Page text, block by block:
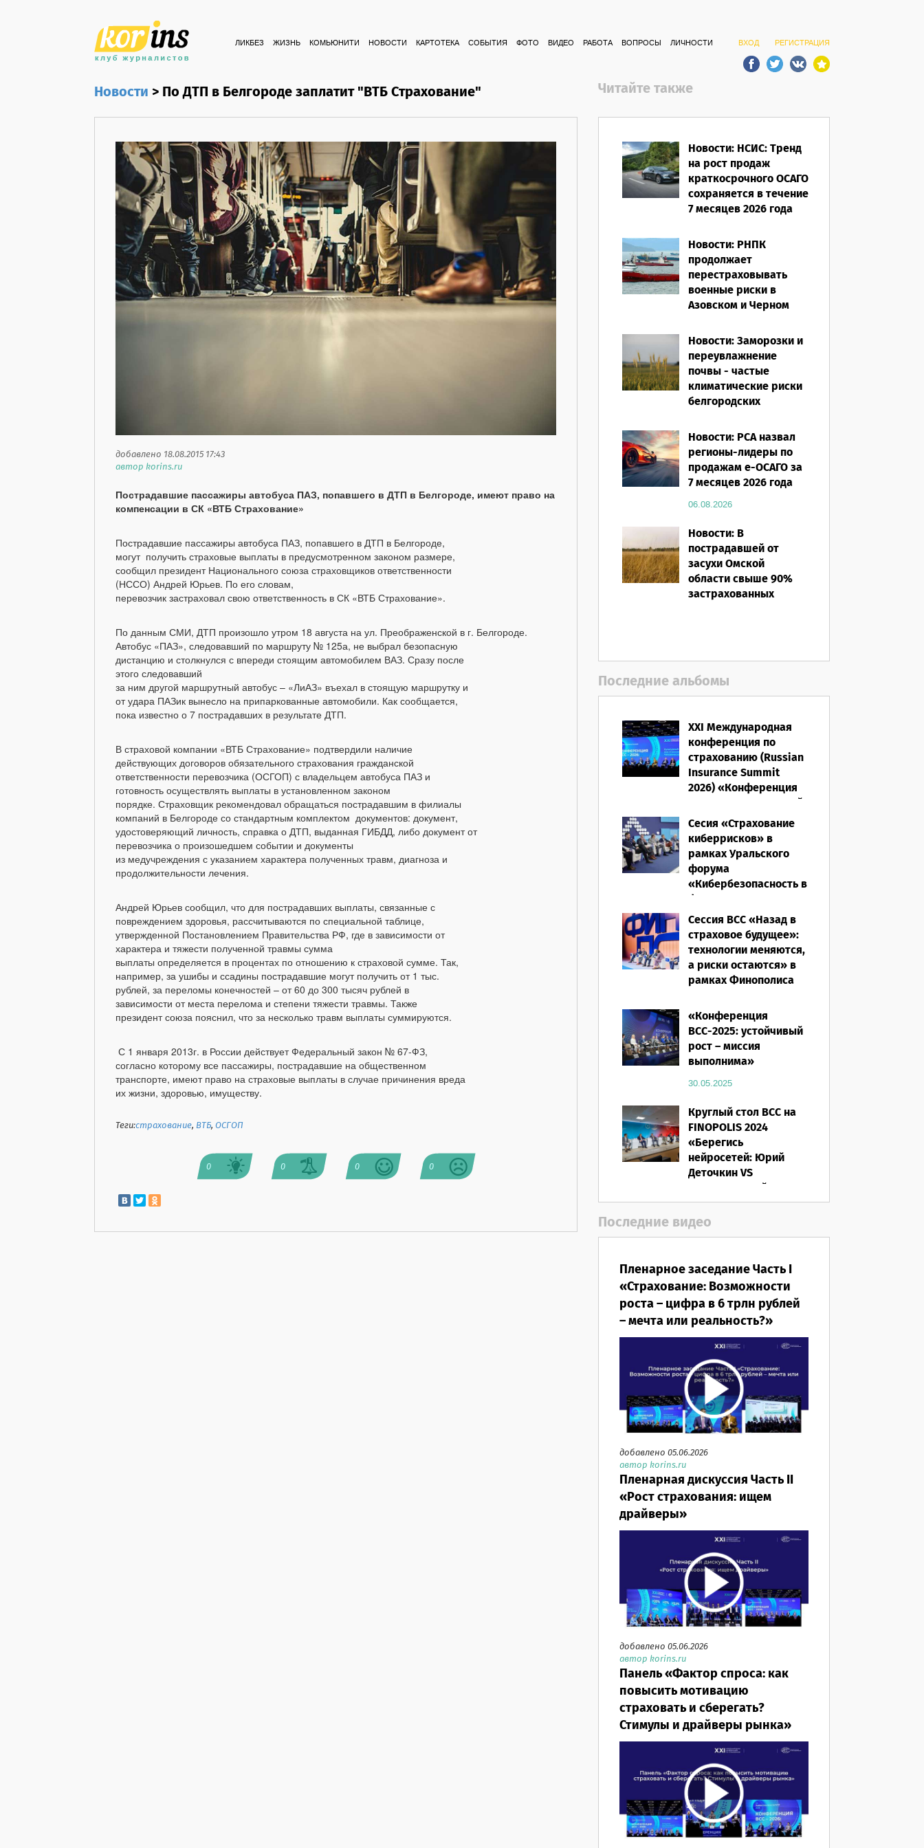
ВХОД РЕГИСТРАЦИЯ
ЛИКБЕЗ ЖИЗНЬ КОМЬЮНИТИ НОВОСТИ КАРТОТЕКА СОБЫТИЯ ФОТО ВИДЕО РАБОТА ВОПРОСЫ ЛИЧНОСТИ
Новости>По ДТП в Белгороде заплатит "ВТБ Страхование"
добавлено 18.08.2015 17:43
автор korins.ru
Пострадавшие пассажиры автобуса ПАЗ, попавшего в ДТП в Белгороде, имеют право на
компенсации в СК «ВТБ Страхование»
Пострадавшие пассажиры автобуса ПАЗ, попавшего в ДТП в Белгороде,
могут получить страховые выплаты в предусмотренном законом размере,
сообщил президент Национального союза страховщиков ответственности
(НССО) Андрей Юрьев. По его словам,
перевозчик застраховал свою ответственность в СК «ВТБ Страхование».
По данным СМИ, ДТП произошло утром 18 августа на ул. Преображенской в г. Белгороде.
Автобус «ПАЗ», следовавший по маршруту № 125а, не выбрал безопасную
дистанцию и столкнулся с впереди стоящим автомобилем ВАЗ. Сразу после
этого следовавший
за ним другой маршрутный автобус – «ЛиАЗ» въехал в стоящую маршрутку и
от удара ПАЗик вынесло на припаркованные автомобили. Как сообщается,
пока известно о 7 пострадавших в результате ДТП.
В страховой компании «ВТБ Страхование» подтвердили наличие
действующих договоров обязательного страхования гражданской
ответственности перевозчика (ОСГОП) с владельцем автобуса ПАЗ и
готовность осуществлять выплаты в установленном законом
порядке. Страховщик рекомендовал обращаться пострадавшим в филиалы
компаний в Белгороде со стандартным комплектом документов: документ,
удостоверяющий личность, справка о ДТП, выданная ГИБДД, либо документ от
перевозчика о произошедшем событии и документы
из медучреждения с указанием характера полученных травм, диагноза и
продолжительности лечения.
Андрей Юрьев сообщил, что для пострадавших выплаты, связанные с
повреждением здоровья, рассчитываются по специальной таблице,
утвержденной Постановлением Правительства РФ, где в зависимости от
характера и тяжести полученной травмы сумма
выплаты определяется в процентах по отношению к страховой сумме. Так,
например, за ушибы и ссадины пострадавшие могут получить от 1 тыс.
рублей, за переломы конечностей – от 60 до 300 тысяч рублей в
зависимости от места перелома и степени тяжести травмы. Также
президент союза пояснил, что за несколько травм выплаты суммируются.
С 1 января 2013г. в России действует Федеральный закон № 67-ФЗ,
согласно которому все пассажиры, пострадавшие на общественном
транспорте, имеют право на страховые выплаты в случае причинения вреда
их жизни, здоровью, имуществу.
Теги:страхование, ВТБ,ОСГОП
0 0 0 0
Читайте также
Новости: НСИС: Тренд
на рост продаж
краткосрочного ОСАГО
сохраняется в течение
7 месяцев 2026 года
Новости: РНПК
продолжает
перестраховывать
военные риски в
Азовском и Черном
06.08.2026
Новости: Заморозки и
переувлажнение
почвы - частые
климатические риски
белгородских
06.08.2026
Новости: РСА назвал
регионы-лидеры по
продажам е-ОСАГО за
7 месяцев 2026 года
06.08.2026
Новости: В
пострадавшей от
засухи Омской
области свыше 90%
застрахованных
Последние альбомы
XXI Международная
конференция по
страхованию (Russian
Insurance Summit
2026) «Конференция
ВСС-2026: Культурный
код страхования/
Человеческий
фактор»
28.05.2026
Сесия «Страхование
киберрисков» в
рамках Уральского
форума
«Кибербезопасность в
финансах» 2026
16.03.2026
Сессия ВСС «Назад в
страховое будущее»:
технологии меняются,
а риски остаются» в
рамках Финополиса
16.03.2026
«Конференция
ВСС-2025: устойчивый
рост – миссия
выполнима»
30.05.2025
Круглый стол ВСС на
FINOPOLIS 2024
«Берегись
нейросетей: Юрий
Деточкин VS
искусственный
интеллект»
12.11.2024
Последние видео
Пленарное заседание Часть I
«Страхование: Возможности
роста – цифра в 6 трлн рублей
– мечта или реальность?»
добавлено 05.06.2026
автор korins.ru
Пленарная дискуссия Часть II
«Рост страхования: ищем
драйверы»
добавлено 05.06.2026
автор korins.ru
Панель «Фактор спроса: как
повысить мотивацию
страховать и сберегать?
Стимулы и драйверы рынка»